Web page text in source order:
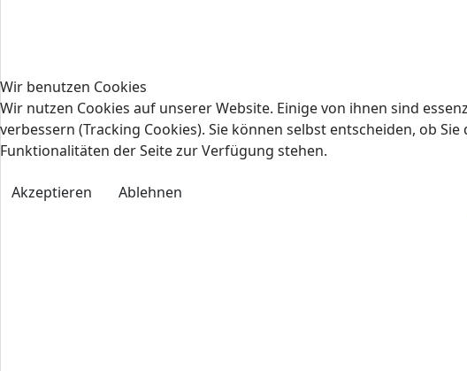
Wir benutzen Cookies
Wir nutzen Cookies auf unserer Website. Einige von ihnen sind
verbessern (Tracking Cookies). Sie können selbst entscheiden, ob
Funktionalitäten der Seite zur Verfügung stehen.
Akzeptieren
Ablehnen